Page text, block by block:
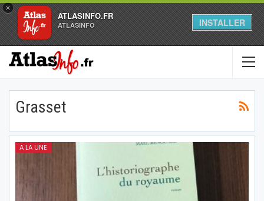
×
ATLASINFO.FR
ATLASINFO INSTALLER
Grasset
A LA UNE